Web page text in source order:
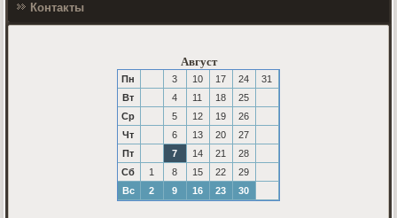
Контакты
Август
Пн 3 10 17 24
31
Вт
4 11 18
25
Ср
5 12 19
26
Чт
6 13 20
27
Пт
7 14 21
28
Сб
1 8 15 22
29
Вс
2 9 16 23 30